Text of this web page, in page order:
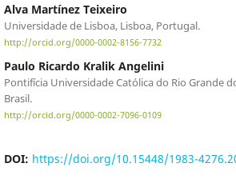
Alva Martínez Teixeiro
Universidade de Lisboa, Lisboa, Portugal.
http://orcid.org/0000-0002-8156-7732
Paulo Ricardo Kralik Angelini
Pontifícia Universidade Católica do Rio Grande
Brasil.
http://orcid.org/0000-0002-7096-0109
DOI: https://doi.org/10.15448/1983-